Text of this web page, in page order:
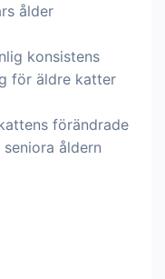
ålder
konsistens
för äldre katter
förändrade
åldern